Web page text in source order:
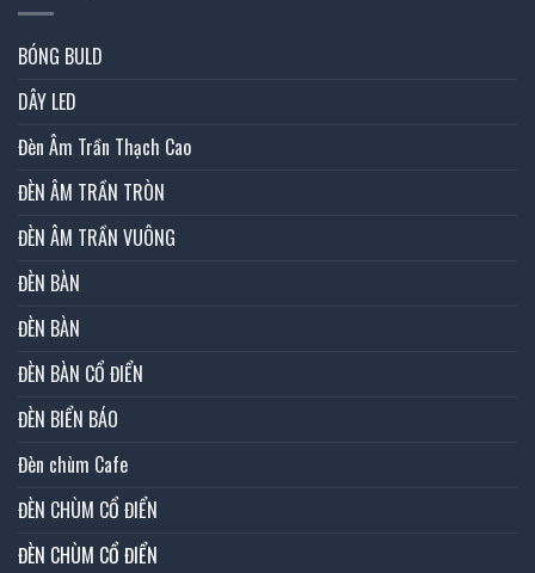
BÓNG BULD
DÂY LED
Đèn Âm Trần Thạch Cao
ĐÈN ÂM TRẦN TRÒN
ĐÈN ÂM TRẦN VUÔNG
ĐÈN BÀN
ĐÈN BÀN
ĐÈN BÀN CỔ ĐIỂN
ĐÈN BIỂN BÁO
Đèn chùm Cafe
ĐÈN CHÙM CỔ ĐIỂN
ĐÈN CHÙM CỔ ĐIỂN